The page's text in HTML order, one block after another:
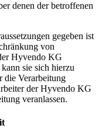
denen der betroffenen
gegeben ist
von
Hyvendo KG
sie sich hierzu
die Verarbeitung
der Hyvendo KG
veranlassen.